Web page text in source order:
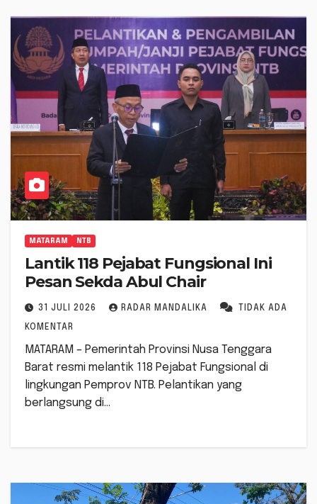
MATARAM NTB
Lantik 118 Pejabat Fungsional Ini
Pesan Sekda Abul Chair
31 JULI 2026 RADAR MANDALIKA TIDAK ADA
KOMENTAR
MATARAM – Pemerintah Provinsi Nusa Tenggara
Barat resmi melantik 118 Pejabat Fungsional di
lingkungan Pemprov NTB. Pelantikan yang
berlangsung di…